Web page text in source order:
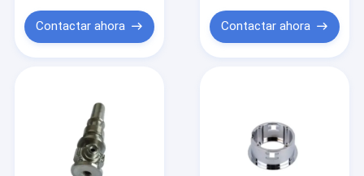
Contactar ahora Contactar ahora